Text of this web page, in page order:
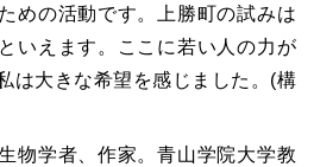
めの活動です。上勝町の試みは
いえます。ここに若い人の力が
は大きな希望を感じました。(構
物学者、作家。青山学院大学教